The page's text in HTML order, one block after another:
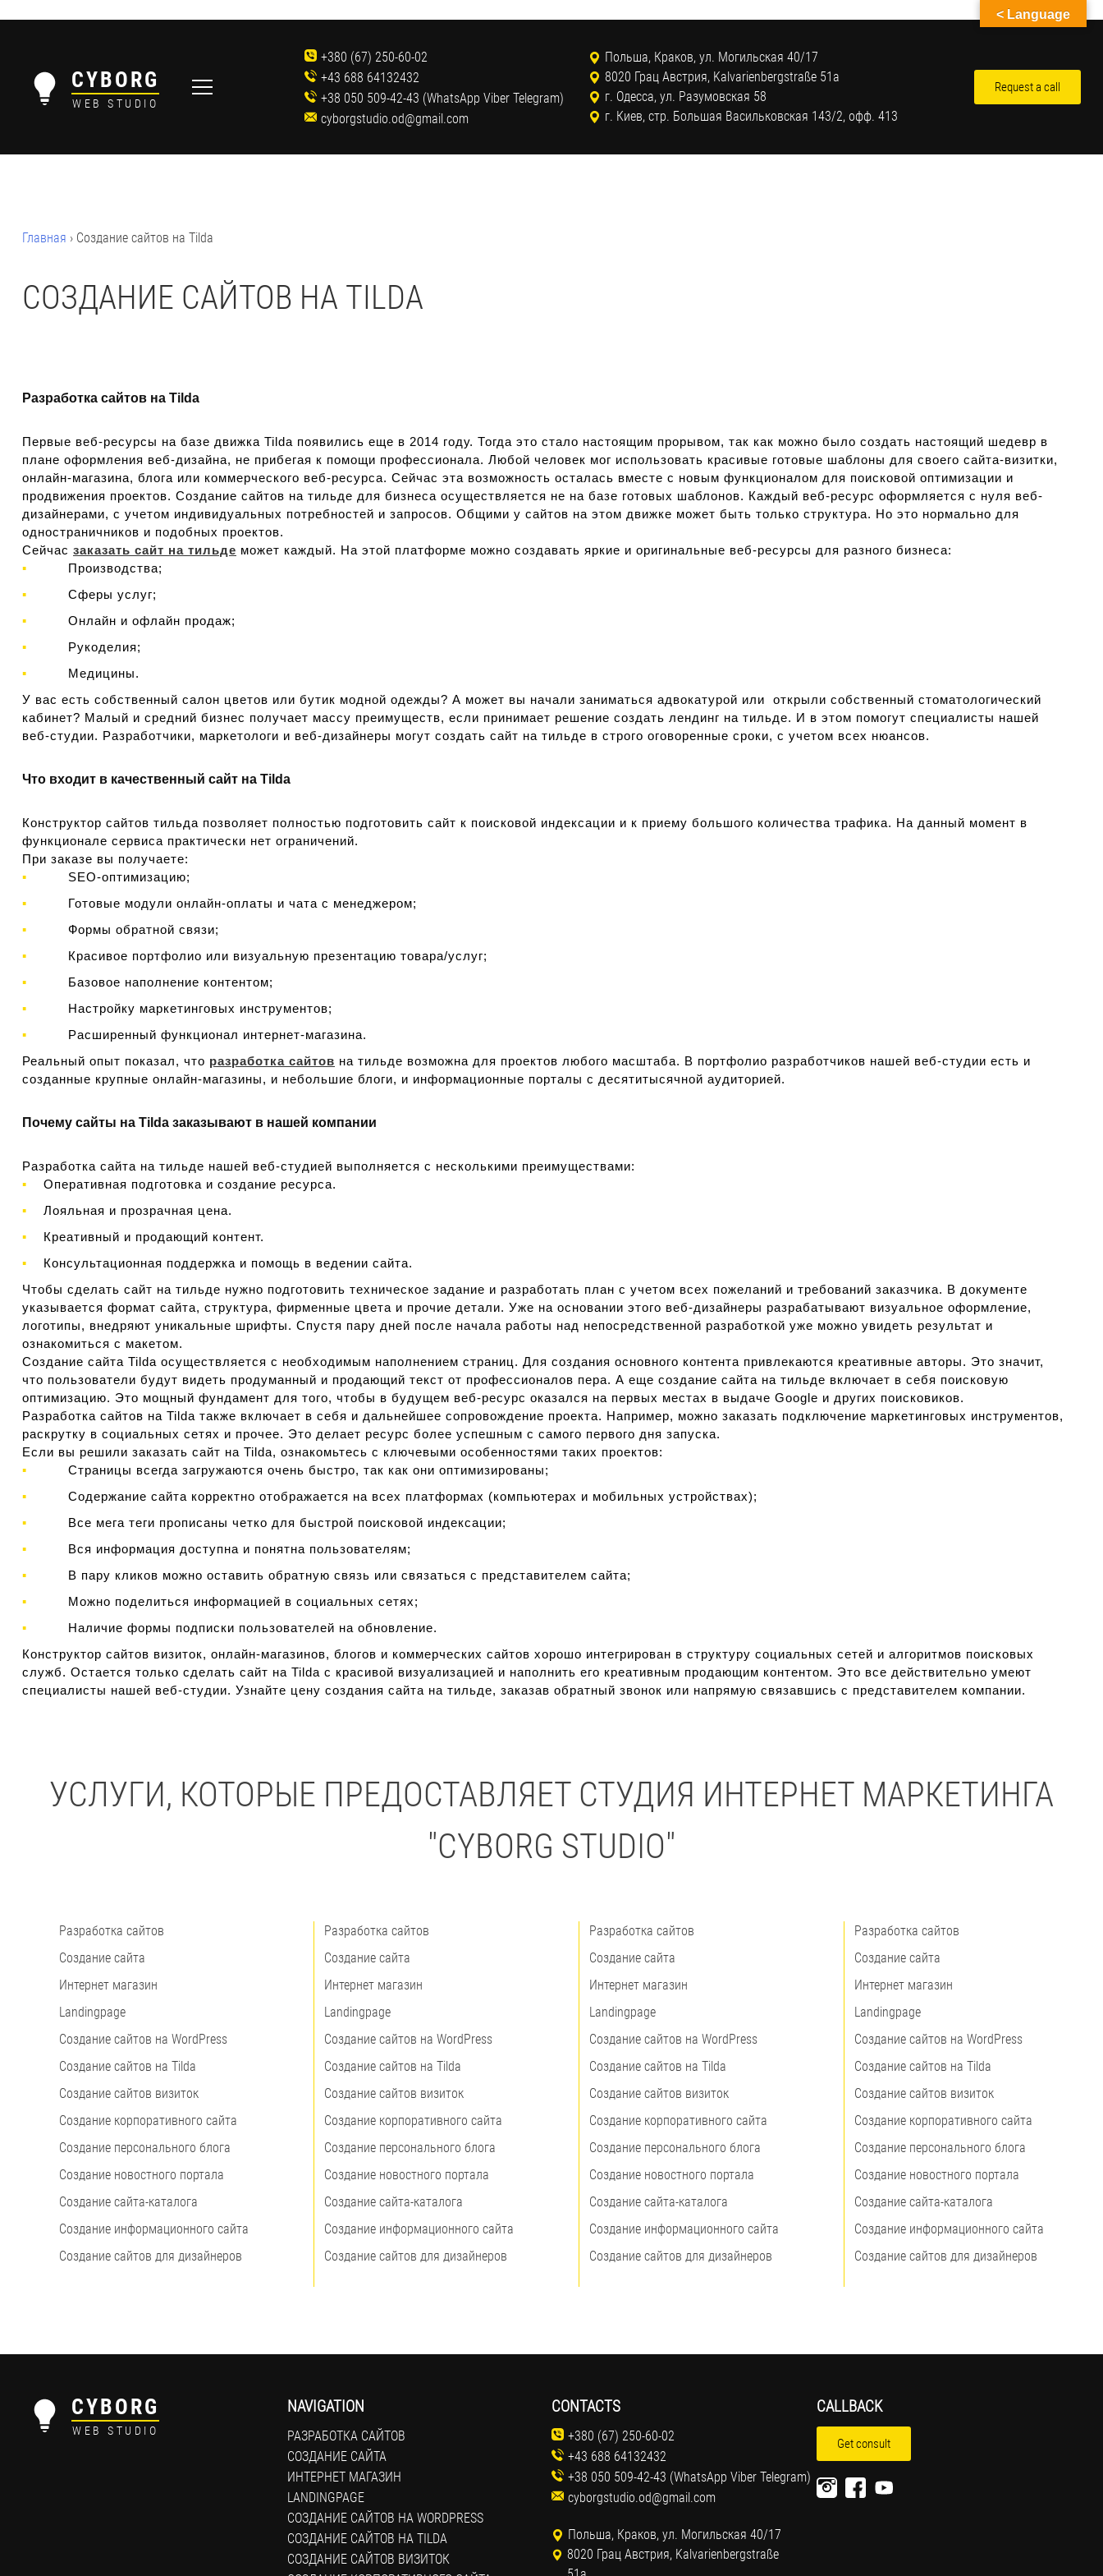
CYBORG
WEB STUDIO
+380 (67) 250-60-02
+43 688 64132432
+38 050 509-42-43 (WhatsApp Viber Telegram)
cyborgstudio.od@gmail.com
Польша, Краков, ул. Могильская 40/17
8020 Грац Австрия, Kalvarienbergstraße 51a
г. Одесса, ул. Разумовская 58
г. Киев, стр. Большая Васильковская 143/2, офф. 413
Request a call
Главная › Создание сайтов на Tilda
СОЗДАНИЕ САЙТОВ НА TILDA
Разработка сайтов на Tilda
Первые веб-ресурсы на базе движка Tilda появились еще в 2014 году. Тогда это стало настоящим прорывом, так как можно было создать настоящий шедевр в
плане оформления веб-дизайна, не прибегая к помощи профессионала. Любой человек мог использовать красивые готовые шаблоны для своего сайта-визитки,
онлайн-магазина, блога или коммерческого веб-ресурса. Сейчас эта возможность осталась вместе с новым функционалом для поисковой оптимизации и
продвижения проектов. Создание сайтов на тильде для бизнеса осуществляется не на базе готовых шаблонов. Каждый веб-ресурс оформляется с нуля веб-
дизайнерами, с учетом индивидуальных потребностей и запросов. Общими у сайтов на этом движке может быть только структура. Но это нормально для
одностраничников и подобных проектов.
Сейчас заказать сайт на тильде может каждый. На этой платформе можно создавать яркие и оригинальные веб-ресурсы для разного бизнеса:
Производства;
Сферы услуг;
Онлайн и офлайн продаж;
Рукоделия;
Медицины.
У вас есть собственный салон цветов или бутик модной одежды? А может вы начали заниматься адвокатурой или открыли собственный стоматологический
кабинет? Малый и средний бизнес получает массу преимуществ, если принимает решение создать лендинг на тильде. И в этом помогут специалисты нашей
веб-студии. Разработчики, маркетологи и веб-дизайнеры могут создать сайт на тильде в строго оговоренные сроки, с учетом всех нюансов.
Что входит в качественный сайт на Tilda
Конструктор сайтов тильда позволяет полностью подготовить сайт к поисковой индексации и к приему большого количества трафика. На данный момент в
функционале сервиса практически нет ограничений.
При заказе вы получаете:
SEO-оптимизацию;
Готовые модули онлайн-оплаты и чата с менеджером;
Формы обратной связи;
Красивое портфолио или визуальную презентацию товара/услуг;
Базовое наполнение контентом;
Настройку маркетинговых инструментов;
Расширенный функционал интернет-магазина.
Реальный опыт показал, что разработка сайтов на тильде возможна для проектов любого масштаба. В портфолио разработчиков нашей веб-студии есть и
созданные крупные онлайн-магазины, и небольшие блоги, и информационные порталы с десятитысячной аудиторией.
Почему сайты на Tilda заказывают в нашей компании
Разработка сайта на тильде нашей веб-студией выполняется с несколькими преимуществами:
Оперативная подготовка и создание ресурса.
Лояльная и прозрачная цена.
Креативный и продающий контент.
Консультационная поддержка и помощь в ведении сайта.
Чтобы сделать сайт на тильде нужно подготовить техническое задание и разработать план с учетом всех пожеланий и требований заказчика. В документе
указывается формат сайта, структура, фирменные цвета и прочие детали. Уже на основании этого веб-дизайнеры разрабатывают визуальное оформление,
логотипы, внедряют уникальные шрифты. Спустя пару дней после начала работы над непосредственной разработкой уже можно увидеть результат и
ознакомиться с макетом.
Создание сайта Tilda осуществляется с необходимым наполнением страниц. Для создания основного контента привлекаются креативные авторы. Это значит,
что пользователи будут видеть продуманный и продающий текст от профессионалов пера. А еще создание сайта на тильде включает в себя поисковую
оптимизацию. Это мощный фундамент для того, чтобы в будущем веб-ресурс оказался на первых местах в выдаче Google и других поисковиков.
Разработка сайтов на Tilda также включает в себя и дальнейшее сопровождение проекта. Например, можно заказать подключение маркетинговых инструментов,
раскрутку в социальных сетях и прочее. Это делает ресурс более успешным с самого первого дня запуска.
Если вы решили заказать сайт на Tilda, ознакомьтесь с ключевыми особенностями таких проектов:
Страницы всегда загружаются очень быстро, так как они оптимизированы;
Содержание сайта корректно отображается на всех платформах (компьютерах и мобильных устройствах);
Все мега теги прописаны четко для быстрой поисковой индексации;
Вся информация доступна и понятна пользователям;
В пару кликов можно оставить обратную связь или связаться с представителем сайта;
Можно поделиться информацией в социальных сетях;
Наличие формы подписки пользователей на обновление.
Конструктор сайтов визиток, онлайн-магазинов, блогов и коммерческих сайтов хорошо интегрирован в структуру социальных сетей и алгоритмов поисковых
служб. Остается только сделать сайт на Tilda с красивой визуализацией и наполнить его креативным продающим контентом. Это все действительно умеют
специалисты нашей веб-студии. Узнайте цену создания сайта на тильде, заказав обратный звонок или напрямую связавшись с представителем компании.
УСЛУГИ, КОТОРЫЕ ПРЕДОСТАВЛЯЕТ СТУДИЯ ИНТЕРНЕТ МАРКЕТИНГА
"CYBORG STUDIO"
Разработка сайтов
Создание сайта
Интернет магазин
Landingpage
Создание сайтов на WordPress
Создание сайтов на Tilda
Создание сайтов визиток
Создание корпоративного сайта
Создание персонального блога
Создание новостного портала
Создание сайта-каталога
Создание информационного сайта
Создание сайтов для дизайнеров
Разработка сайтов
Создание сайта
Интернет магазин
Landingpage
Создание сайтов на WordPress
Создание сайтов на Tilda
Создание сайтов визиток
Создание корпоративного сайта
Создание персонального блога
Создание новостного портала
Создание сайта-каталога
Создание информационного сайта
Создание сайтов для дизайнеров
Разработка сайтов
Создание сайта
Интернет магазин
Landingpage
Создание сайтов на WordPress
Создание сайтов на Tilda
Создание сайтов визиток
Создание корпоративного сайта
Создание персонального блога
Создание новостного портала
Создание сайта-каталога
Создание информационного сайта
Создание сайтов для дизайнеров
Разработка сайтов
Создание сайта
Интернет магазин
Landingpage
Создание сайтов на WordPress
Создание сайтов на Tilda
Создание сайтов визиток
Создание корпоративного сайта
Создание персонального блога
Создание новостного портала
Создание сайта-каталога
Создание информационного сайта
Создание сайтов для дизайнеров
CYBORG
WEB STUDIO
NAVIGATION
РАЗРАБОТКА САЙТОВ
СОЗДАНИЕ САЙТА
ИНТЕРНЕТ МАГАЗИН
LANDINGPAGE
СОЗДАНИЕ САЙТОВ НА WORDPRESS
СОЗДАНИЕ САЙТОВ НА TILDA
СОЗДАНИЕ САЙТОВ ВИЗИТОК
CONTACTS
+380 (67) 250-60-02
+43 688 64132432
+38 050 509-42-43 (WhatsApp Viber Telegram)
cyborgstudio.od@gmail.com
Польша, Краков, ул. Могильская 40/17
8020 Грац Австрия, Kalvarienbergstraße
CALLBACK
Get consult
< Language